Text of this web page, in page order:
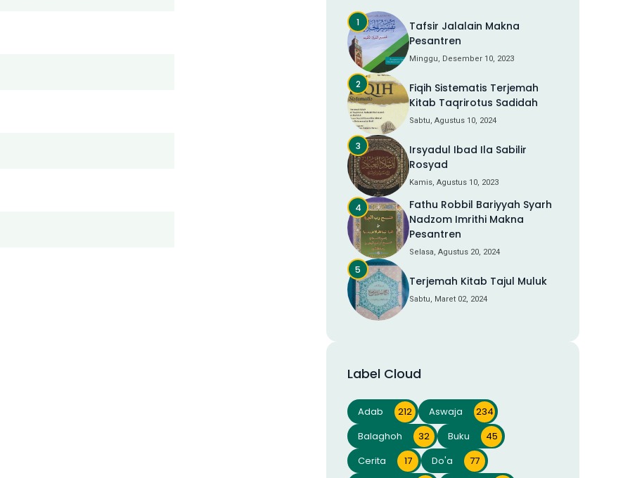
Tafsir Jalalain Makna
Pesantren
Minggu, Desember 10, 2023
Fiqih Sistematis Terjemah
Kitab Taqrirotus Sadidah
Sabtu, Agustus 10, 2024
Irsyadul Ibad Ila Sabilir
Rosyad
Kamis, Agustus 10, 2023
Fathu Robbil Bariyyah Syarh
Nadzom Imrithi Makna
Pesantren
Selasa, Agustus 20, 2024
Terjemah Kitab Tajul Muluk
Sabtu, Maret 02, 2024
Label Cloud
Adab 212 Aswaja
234
Balaghoh
32 Buku
45
Cerita
17 Do'a
77